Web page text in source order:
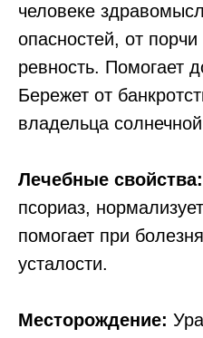
человеке
опасностей, от
ревность. Помогает
Бережет от
владельца
Лечебные свойства:
псориаз,
помогает при
усталости.
Месторождение: